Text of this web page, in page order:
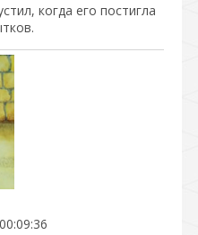
когда его постигла